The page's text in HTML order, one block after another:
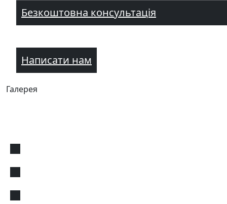
Безкоштовна консультація
Написати нам
Галерея